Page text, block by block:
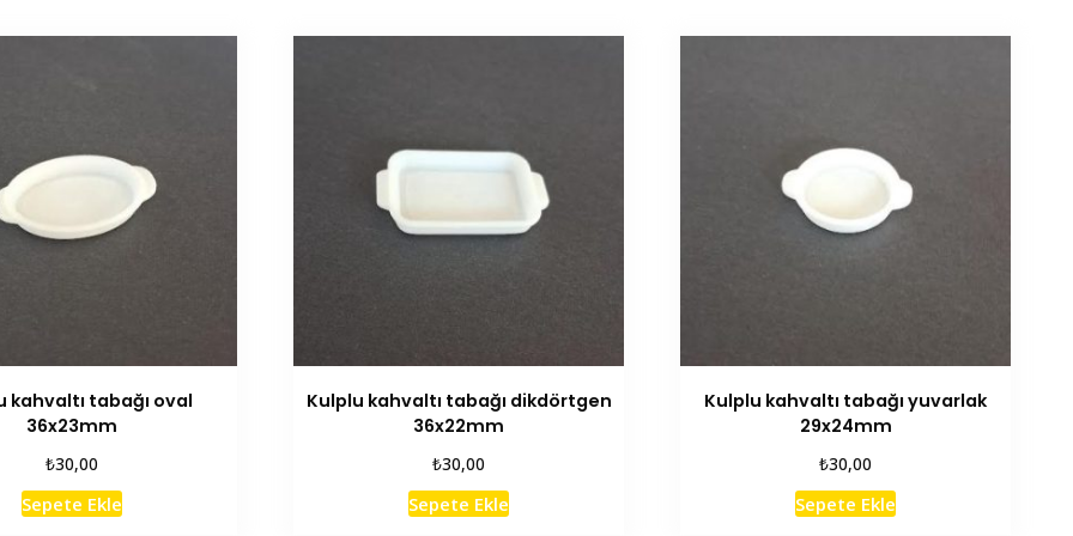
kahvaltı tabağı oval
36x23mm
₺30,00
Sepete Ekle
Kulplu kahvaltı tabağı dikdörtgen
36x22mm
₺30,00
Sepete Ekle
Kulplu kahvaltı tabağı yuvarlak
29x24mm
₺30,00
Sepete Ekle